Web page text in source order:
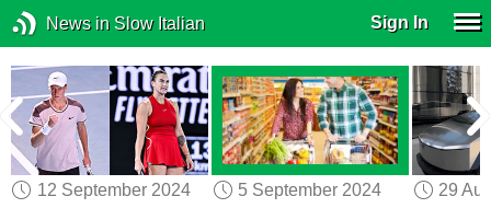
News in Slow Italian Sign In
12 September 2024
5 September 2024
29